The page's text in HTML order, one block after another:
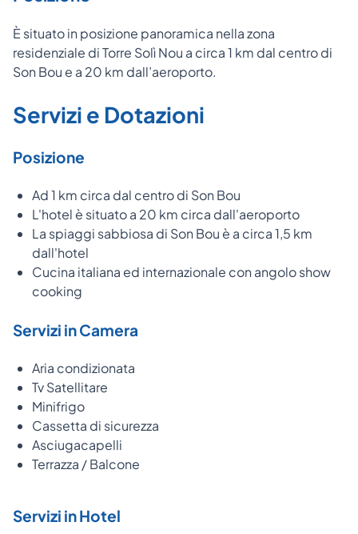
È situato in posizione panoramica nella zona
residenziale di Torre Solì Nou a circa 1 km dal centro di
Son Bou e a 20 km dall’aeroporto.
Servizi e Dotazioni
Posizione
Ad 1 km circa dal centro di Son Bou
L'hotel è situato a 20 km circa dall'aeroporto
La spiaggi sabbiosa di Son Bou è a circa 1,5 km
dall'hotel
Cucina italiana ed internazionale con angolo show
cooking
Servizi in Camera
Aria condizionata
Tv Satellitare
Minifrigo
Cassetta di sicurezza
Asciugacapelli
Terrazza / Balcone
Servizi in Hotel